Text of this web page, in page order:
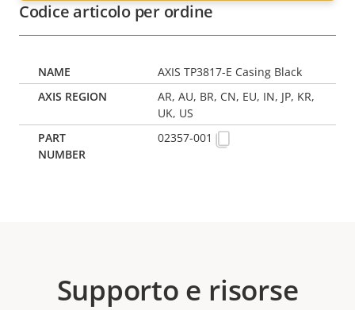
Codice articolo per ordine
AXIS TP3817-E Casing Black
AR, AU, BR, CN, EU, IN, JP, KR,
UK, US
02357-001
Supporto e risorse